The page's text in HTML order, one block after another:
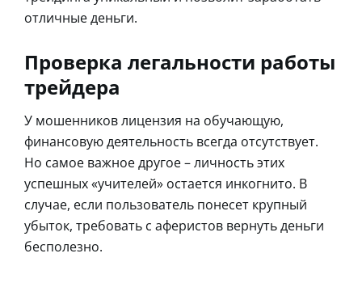
отличные деньги.
Проверка легальности работы
трейдера
У мошенников лицензия на обучающую,
финансовую деятельность всегда отсутствует.
Но самое важное другое – личность этих
успешных «учителей» остается инкогнито. В
случае, если пользователь понесет крупный
убыток, требовать с аферистов вернуть деньги
бесполезно.